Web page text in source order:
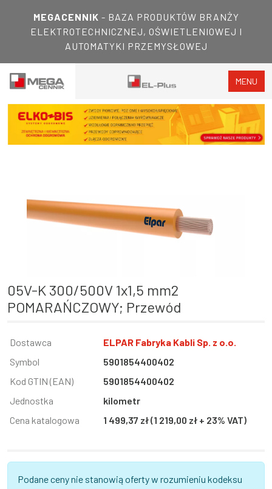
MEGACENNIK - BAZA PRODUKTÓW BRANŻY
ELEKTROTECHNICZNEJ, OŚWIETLENIOWEJ I
AUTOMATYKI PRZEMYSŁOWEJ
MENU
05V-K 300/500V 1x1,5 mm2
POMARAŃCZOWY; Przewód
Informacja
Wartość
Dostawca
ELPAR Fabryka Kabli Sp. z o.o.
Symbol
5901854400402
Kod GTIN (EAN)
5901854400402
Jednostka
kilometr
Cena katalogowa
1 499,37 zł (1 219,00 zł + 23% VAT)
Podane ceny nie stanowią oferty w rozumieniu kodeksu